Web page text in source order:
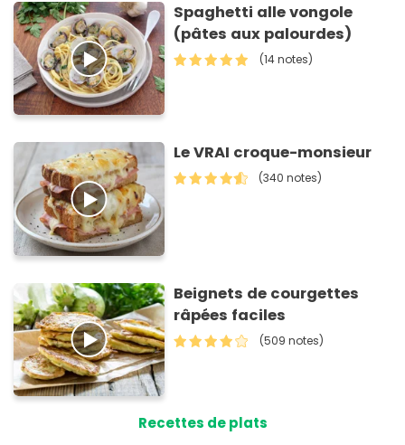
Spaghetti alle vongole
(pâtes aux palourdes)
(14 notes)
Le VRAI croque-monsieur
(340 notes)
Beignets de courgettes
râpées faciles
(509 notes)
Recettes de plats